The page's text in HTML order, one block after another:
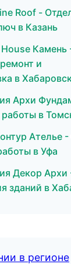
Roof -
в Казань
Камень
и
в
Архи
в
Ателье
в Уфа
Декор Архи
зданий в
в регионе